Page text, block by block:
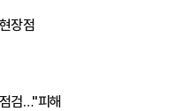
장점
검…"피해